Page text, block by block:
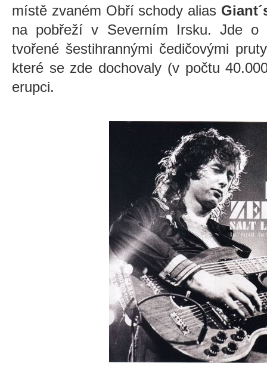
místě zvaném Obří schody alias
na pobřeží v Severním Irsku. Jde o
tvořené šestihrannými čedičovými
které se zde dochovaly (v počtu
erupci.